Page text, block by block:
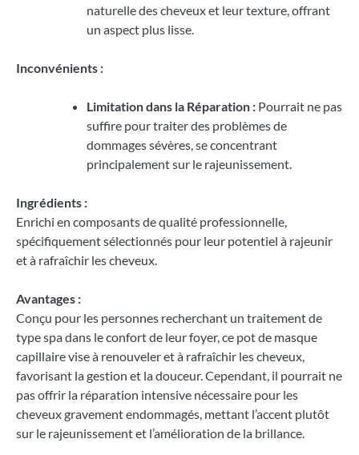
naturelle des cheveux et leur texture, offrant
un aspect plus lisse.
Inconvénients :
Limitation dans la Réparation : Pourrait ne pas
suffire pour traiter des problèmes de
dommages sévères, se concentrant
principalement sur le rajeunissement.
Ingrédients :
Enrichi en composants de qualité professionnelle,
spécifiquement sélectionnés pour leur potentiel à rajeunir
et à rafraîchir les cheveux.
Avantages :
Conçu pour les personnes recherchant un traitement de
type spa dans le confort de leur foyer, ce pot de masque
capillaire vise à renouveler et à rafraîchir les cheveux,
favorisant la gestion et la douceur. Cependant, il pourrait ne
pas offrir la réparation intensive nécessaire pour les
cheveux gravement endommagés, mettant l’accent plutôt
sur le rajeunissement et l’amélioration de la brillance.